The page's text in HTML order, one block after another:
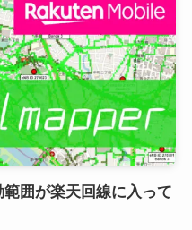
範囲が楽天回線に入って